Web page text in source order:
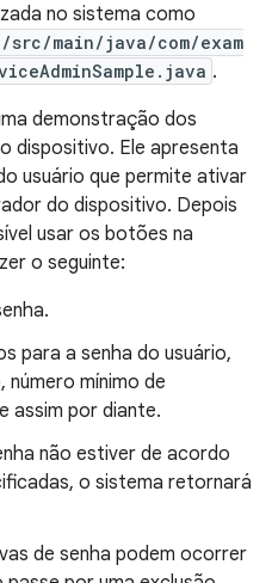
no sistema como
src/main/java/com/exam
.
demonstração dos
dispositivo. Ele apresenta
usuário que permite ativar
do dispositivo. Depois
usar os botões na
o seguinte:
para a senha do usuário,
mínimo de
assim por diante.
não estiver de acordo
o sistema retornará
de senha podem ocorrer